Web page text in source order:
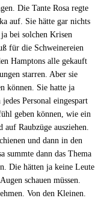
Die Tante Rosa regte
auf. Sie hätte gar nichts
bei solchen Krisen
für die Schweinereien
Hamptons alle gekauft
starren. Aber sie
können. Sie hatte ja
Personal eingespart
geben können, wie ein
Raubzüge ausziehen.
und dann in den
summte dann das Thema
Die hätten ja keine Leute
schauen müssen.
Von den Kleinen.